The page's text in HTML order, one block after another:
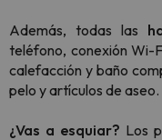
Además, todas las
teléfono, conexión Wi-
calefacción y baño
pelo y artículos de aseo.
¿Vas a esquiar? Los